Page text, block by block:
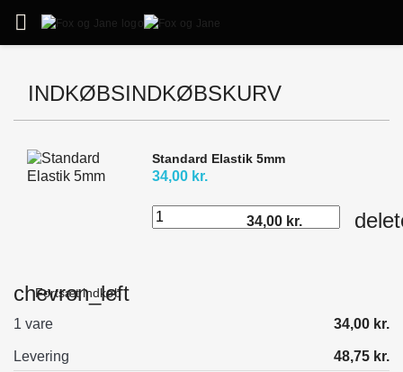

INDKØBSINDKØBSKURV
Standard Elastik 5mm
34,00 kr.
34,00 kr.
chevron_left
Fortsæt indkøb
1 vare 34,00 kr.
Levering 48,75 kr.